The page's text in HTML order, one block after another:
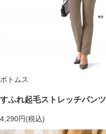
ボトムス
すふれ起毛ストレッチパンツ
4,290円(税込)